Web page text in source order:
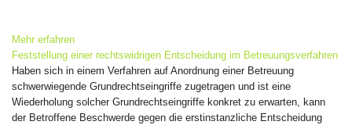
Mehr erfahren
Feststellung einer rechtswidrigen Entscheidung im Betreuungsverfahren
Haben sich in einem Verfahren auf Anordnung einer Betreuung
schwerwiegende Grundrechtseingriffe zugetragen und ist eine
Wiederholung solcher Grundrechtseingriffe konkret zu erwarten, kann
der Betroffene Beschwerde gegen die erstinstanzliche Entscheidung